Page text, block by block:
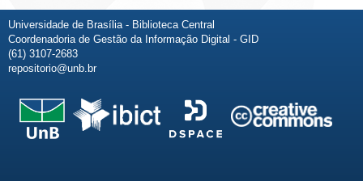
Universidade de Brasília - Biblioteca Central
Coordenadoria de Gestão da Informação Digital - GID
(61) 3107-2683
repositorio@unb.br